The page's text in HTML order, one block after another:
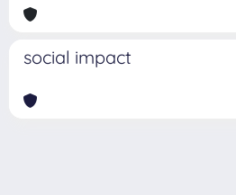
social impact